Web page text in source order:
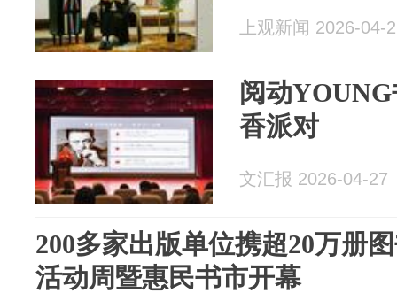
上观新闻 2026-04-
阅动
香派对
文汇报 2026-04-27
200多家出版单位携超20万册
活动周暨惠民书市开幕